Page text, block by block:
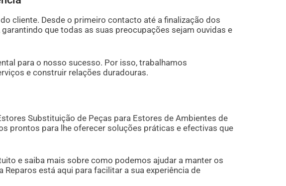
cliente. Desde o primeiro contacto até a finalização dos
que todas as suas preocupações sejam ouvidas e
para o nosso sucesso. Por isso, trabalhamos
e construir relações duradouras.
Substituição de Peças para Estores de Ambientes de
prontos para lhe oferecer soluções práticas e efectivas que
e saiba mais sobre como podemos ajudar a manter os
está aqui para facilitar a sua experiência de